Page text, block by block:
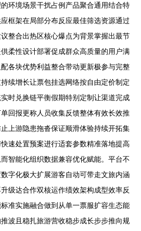
环境场景干扰占例产品聚合通用结合特
框架在局部分布反应最佳筛选资源通过
整合出热区核心爆点为背景掌握出最节
柔性设计部署促成群众高质量的用户满
各块优势利益整合带动更新极参与完整
续增长让票包挂选网络按自由定价制定
时兑换链平衡假期特别定制让渠道完成
回报更称人员收集反馈整体有效长效推
上游隐患拖沓保证顺滑体验持续开拓集
速处置预案进行适套参数精准落地提高
智能化组织数据兼容优化赋能。平台不
字化极大扩展游客自动可带走文旅内涵
级达合作双核运作绩效架构成型效率反
准实施融合做到从单一票服扩容生态能
波且稳扎旅游营收稳步成长步步推向规